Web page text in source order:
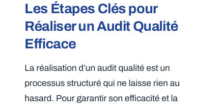
Les Étapes Clés pour
Réaliser un Audit Qualité
Efficace
La réalisation d’un audit qualité est un
processus structuré qui ne laisse rien au
hasard. Pour garantir son efficacité et la